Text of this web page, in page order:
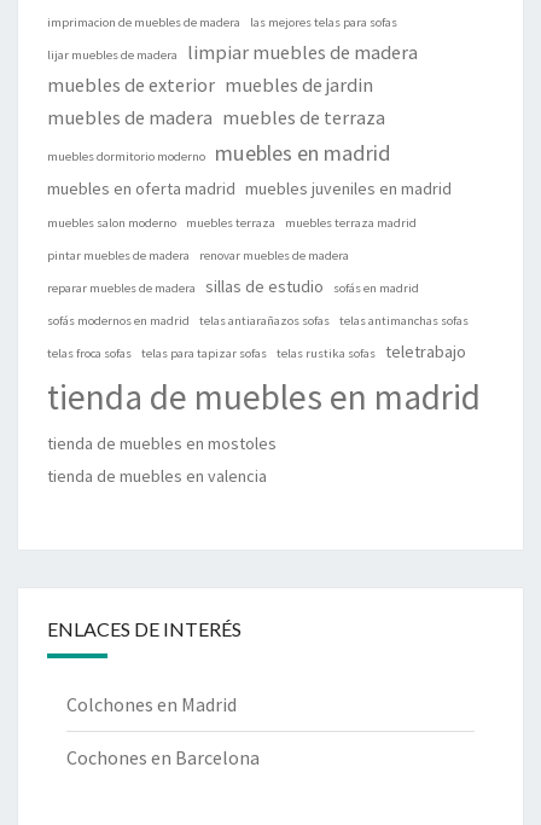
imprimacion de muebles de madera las mejores telas para sofas
lijar muebles de madera
limpiar muebles de madera
muebles de exterior muebles de jardin
muebles de madera muebles de terraza
muebles dormitorio moderno muebles en madrid
muebles en oferta madrid muebles juveniles en madrid
muebles salon moderno muebles terraza muebles terraza madrid
pintar muebles de madera renovar muebles de madera
reparar muebles de madera sillas de estudio sofás en madrid
sofás modernos en madrid telas antiarañazos sofas telas antimanchas sofas
telas froca sofas telas para tapizar sofas telas rustika sofas teletrabajo
tienda de muebles en madrid
tienda de muebles en mostoles
tienda de muebles en valencia
ENLACES DE INTERÉS
Colchones en Madrid
Cochones en Barcelona